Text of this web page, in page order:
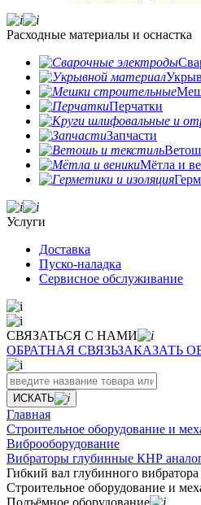
Расходные материалы и оснастка
Перчатки
Запчасти
Мётла и
Услуги
Доставка
Пуско-наладка
Сервисное обслуживание
СВЯЗАТЬСЯ С НАМИ
ОБРАТНАЯ СВЯЗЬЗАКАЗАТЬ
ИСКАТЬ
Главная
Строительное оборудование и
Виброоборудование
Вибраторы глубинные КНР
Гибкий вал глубинного
Строительное оборудование и
Подъёмное оборудование